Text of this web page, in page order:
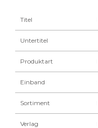
Titel
Untertitel
Produktart
Einband
Sortiment
Verlag